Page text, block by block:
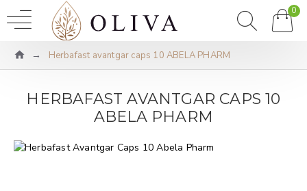
0
Herbafast avantgar caps 10 ABELA PHARM
HERBAFAST AVANTGAR CAPS 10
ABELA PHARM